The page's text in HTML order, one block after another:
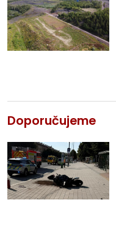
Doporučujeme